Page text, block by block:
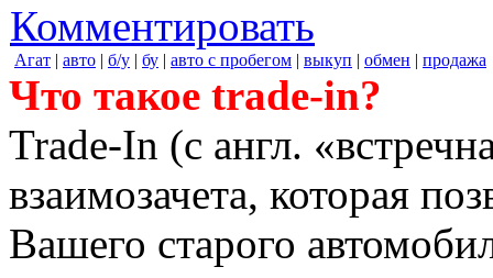
Комментировать
Агат | авто | б/у | бу | авто с пробегом | выкуп | обмен | продажа
Что такое trade-in?
Trade-In (с англ.
взаимозачета, которая
Вашего старого